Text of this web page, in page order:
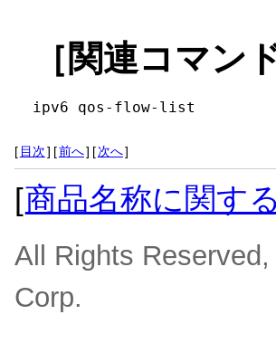
［関連コマンド
ipv6 qos-flow-list
[ 目次] [前へ] [次へ]
[商品名称に関す
All Rights
Corp.